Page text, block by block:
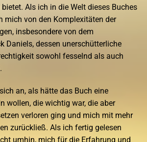
Als ich in die Welt dieses Buches
mich von den Komplexitäten der
insbesondere von dem
Daniels, dessen unerschütterliche
sowohl fesselnd als auch
an, als hätte das Buch eine
wollen, die wichtig war, die aber
verloren ging und mich mit mehr
zurückließ. Als ich fertig gelesen
umhin, mich für die Erfahrung und